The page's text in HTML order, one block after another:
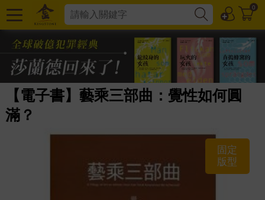
0
【電子書】藝乘三部曲：覺性如何圓
滿？
固定
版型